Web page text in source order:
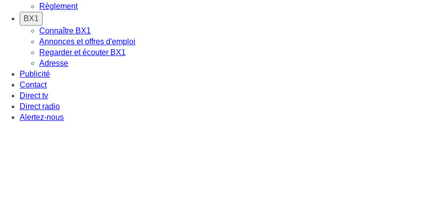
Règlement
BX1
Connaître BX1
Annonces et offres d'emploi
Regarder et écouter BX1
Adresse
Publicité
Contact
Direct tv
Direct radio
Alertez-nous